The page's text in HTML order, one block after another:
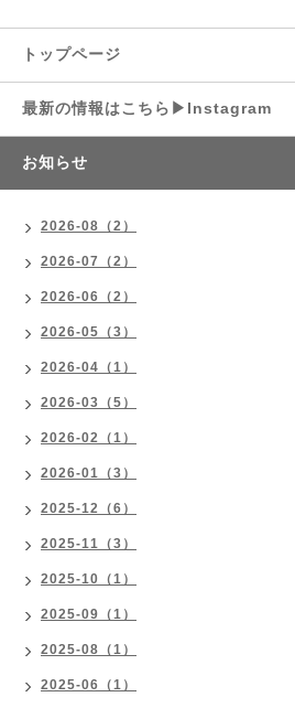
トップページ
最新の情報はこちら▶︎Instagram
お知らせ
2026-08（2）
2026-07（2）
2026-06（2）
2026-05（3）
2026-04（1）
2026-03（5）
2026-02（1）
2026-01（3）
2025-12（6）
2025-11（3）
2025-10（1）
2025-09（1）
2025-08（1）
2025-06（1）